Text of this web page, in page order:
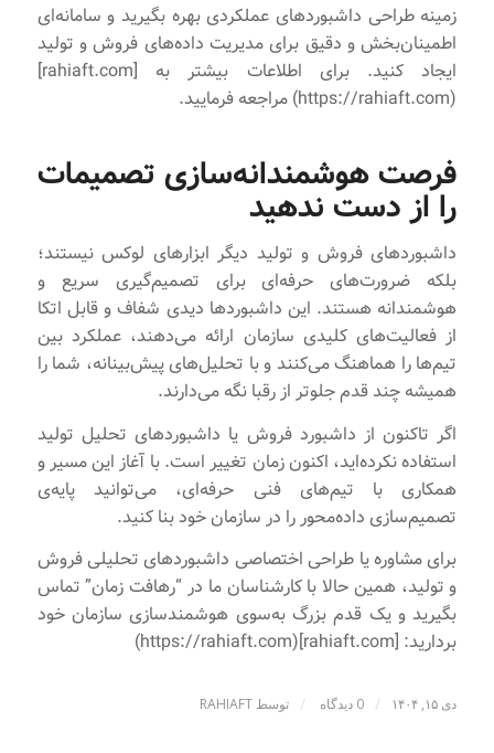
زمینه طراحی داشبوردهای عملکردی بهره بگیرید و سامانه‌ای
اطمینان‌بخش و دقیق برای مدیریت داده‌های فروش و تولید
ایجاد کنید. برای اطلاعات بیشتر به [rahiaft.com]
(https://rahiaft.com) مراجعه فرمایید.
فرصت هوشمندانه‌سازی تصمیمات
را از دست ندهید
داشبوردهای فروش و تولید دیگر ابزارهای لوکس نیستند؛
بلکه ضرورت‌های حرفه‌ای برای تصمیم‌گیری سریع و
هوشمندانه هستند. این داشبوردها دیدی شفاف و قابل اتکا
از فعالیت‌های کلیدی سازمان ارائه می‌دهند، عملکرد بین
تیم‌ها را هماهنگ می‌کنند و با تحلیل‌های پیش‌بینانه، شما را
همیشه چند قدم جلوتر از رقبا نگه می‌دارند.
اگر تاکنون از داشبورد فروش یا داشبوردهای تحلیل تولید
استفاده نکرده‌اید، اکنون زمان تغییر است. با آغاز این مسیر و
همکاری با تیم‌های فنی حرفه‌ای، می‌توانید پایه‌ی
تصمیم‌سازی داده‌محور را در سازمان خود بنا کنید.
برای مشاوره یا طراحی اختصاصی داشبوردهای تحلیلی فروش
و تولید، همین حالا با کارشناسان ما در “رهافت زمان” تماس
بگیرید و یک قدم بزرگ به‌سوی هوشمند‌سازی سازمان خود
بردارید: [rahiaft.com](https://rahiaft.com)
دی ۱۵, ۱۴۰۴ / 0 دیدگاه / توسط RAHIAFT